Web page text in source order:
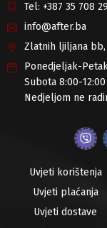
Tel: +387 35 708
info@after.ba
Zlatnih ljiljana bb,
Ponedjeljak-
Subota 8:00-12:00
Nedjeljom ne
Uvjeti korištenja
Uvjeti plaćanja
Uvjeti dostave